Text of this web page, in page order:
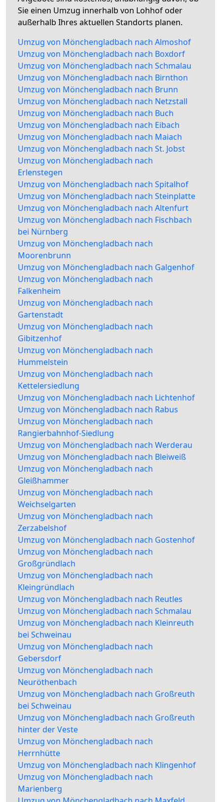
Sie einen Umzug innerhalb von Lohhof oder
außerhalb Ihres aktuellen Standorts planen.
Umzug von Mönchengladbach nach Almoshof
Umzug von Mönchengladbach nach Boxdorf
Umzug von Mönchengladbach nach Schmalau
Umzug von Mönchengladbach nach Birnthon
Umzug von Mönchengladbach nach Brunn
Umzug von Mönchengladbach nach Netzstall
Umzug von Mönchengladbach nach Buch
Umzug von Mönchengladbach nach Eibach
Umzug von Mönchengladbach nach Maiach
Umzug von Mönchengladbach nach St. Jobst
Umzug von Mönchengladbach nach
Erlenstegen
Umzug von Mönchengladbach nach Spitalhof
Umzug von Mönchengladbach nach Steinplatte
Umzug von Mönchengladbach nach Altenfurt
Umzug von Mönchengladbach nach Fischbach
bei Nürnberg
Umzug von Mönchengladbach nach
Moorenbrunn
Umzug von Mönchengladbach nach Galgenhof
Umzug von Mönchengladbach nach
Falkenheim
Umzug von Mönchengladbach nach
Gartenstadt
Umzug von Mönchengladbach nach
Gibitzenhof
Umzug von Mönchengladbach nach
Hummelstein
Umzug von Mönchengladbach nach
Kettelersiedlung
Umzug von Mönchengladbach nach Lichtenhof
Umzug von Mönchengladbach nach Rabus
Umzug von Mönchengladbach nach
Rangierbahnhof-Siedlung
Umzug von Mönchengladbach nach Werderau
Umzug von Mönchengladbach nach Bleiweiß
Umzug von Mönchengladbach nach
Gleißhammer
Umzug von Mönchengladbach nach
Weichselgarten
Umzug von Mönchengladbach nach
Zerzabelshof
Umzug von Mönchengladbach nach Gostenhof
Umzug von Mönchengladbach nach
Großgründlach
Umzug von Mönchengladbach nach
Kleingründlach
Umzug von Mönchengladbach nach Reutles
Umzug von Mönchengladbach nach Schmalau
Umzug von Mönchengladbach nach Kleinreuth
bei Schweinau
Umzug von Mönchengladbach nach
Gebersdorf
Umzug von Mönchengladbach nach
Neuröthenbach
Umzug von Mönchengladbach nach Großreuth
bei Schweinau
Umzug von Mönchengladbach nach Großreuth
hinter der Veste
Umzug von Mönchengladbach nach
Herrnhütte
Umzug von Mönchengladbach nach Klingenhof
Umzug von Mönchengladbach nach
Marienberg